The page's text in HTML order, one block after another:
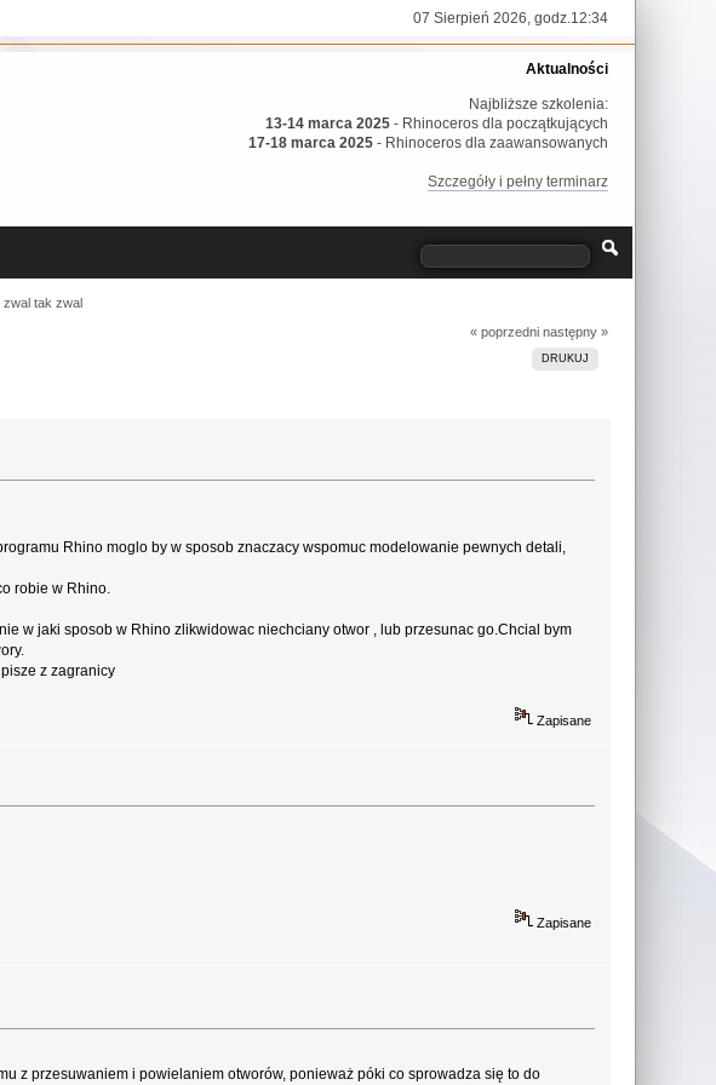
07 Sierpień 2026, godz.12:34
Aktualności
Najbliższe szkolenia:
13-14 marca 2025 - Rhinoceros dla początkujących
17-18 marca 2025 - Rhinoceros dla zaawansowanych
Szczegóły i pełny terminarz
tak zwal
« poprzedni następny »
DRUKUJ
Rhino moglo by w sposob znaczacy wspomuc modelowanie pewnych detali,
robie w Rhino.
w jaki sposob w Rhino zlikwidowac niechciany otwor , lub przesunac go.Chcial bym
z zagranicy
Zapisane
Zapisane
z przesuwaniem i powielaniem otworów, ponieważ póki co sprowadza się to do